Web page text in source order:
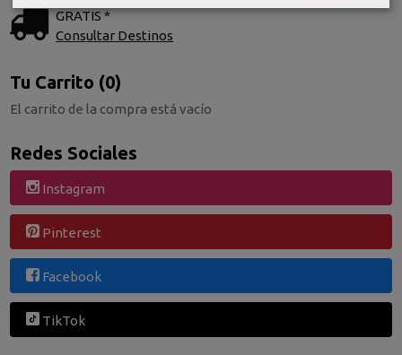
GRATIS *
Consultar Destinos
Tu Carrito (0)
El carrito de la compra está vacío
Redes Sociales
Instagram
Pinterest
Facebook
TikTok